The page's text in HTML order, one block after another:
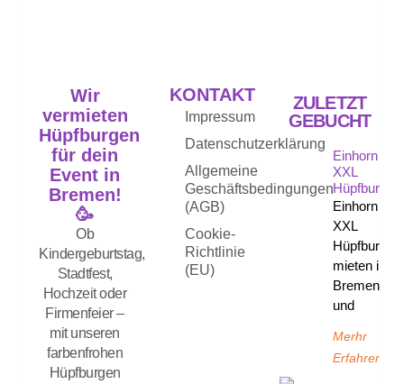
Wir
vermieten
Hüpfburgen
für dein
Event in
Bremen!
🥳
Ob
Kindergeburtstag,
Stadtfest,
Hochzeit oder
Firmenfeier –
mit unseren
farbenfrohen
Hüpfburgen
KONTAKT
Impressum
Datenschutzerklärung
Allgemeine
Geschäftsbedingungen
(AGB)
Cookie-
Richtlinie
(EU)
ZULETZT
GEBUCHT
Einhorn
XXL
Hüpfburg
Einhorn
XXL
Hüpfburg
mieten in
Bremen
und
Merhr
Erfahren